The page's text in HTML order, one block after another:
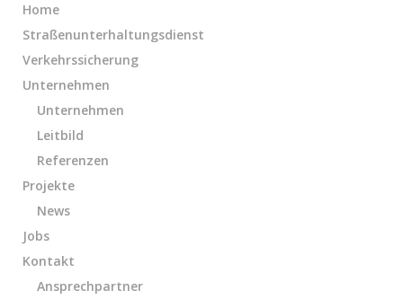
Home
Straßenunterhaltungsdienst
Verkehrssicherung
Unternehmen
Unternehmen
Leitbild
Referenzen
Projekte
News
Jobs
Kontakt
Ansprechpartner